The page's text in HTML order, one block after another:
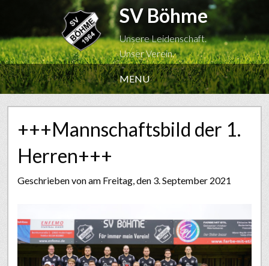
SV Böhme
Unsere Leidenschaft.
Unser Verein.
MENU
+++Mannschaftsbild der 1.
Herren+++
Geschrieben vonam Freitag, den 3. September 2021